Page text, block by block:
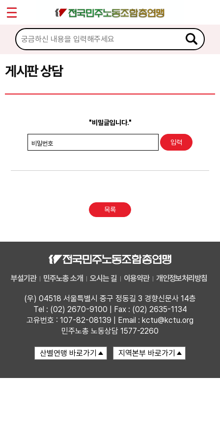
게시판 상담
"비밀글입니다."
비밀번호
목록
부설기관 민주노총 소개 오시는 길 이용약관 개인정보처리방침
(우) 04518 서울특별시 중구 정동길 3 경향신문사 14층
Tel : (02) 2670-9100 | Fax : (02) 2635-1134
고유번호 : 107-82-08139 | Email : kctu@kctu.org
민주노총 노동상담 1577-2260
마이페이지
소개
소식
노동상담
권리찾기수첩 검색
찾아보기
Sketchbook5, 스케치북5
Sketchbook5, 스케치북5